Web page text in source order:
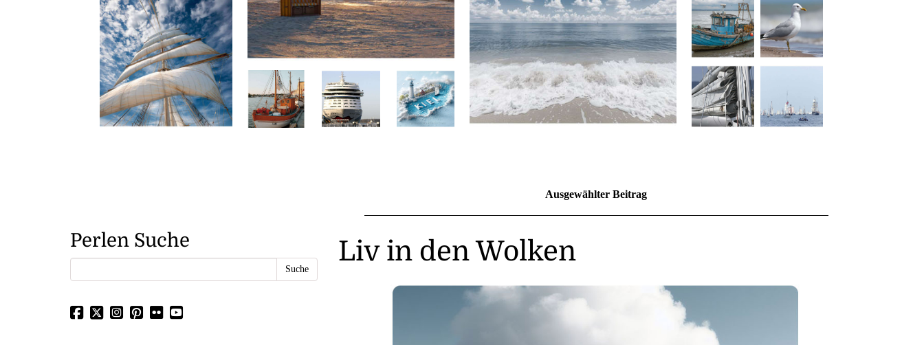
Ausgewählter Beitrag
Liv in den Wolken
Perlen Suche